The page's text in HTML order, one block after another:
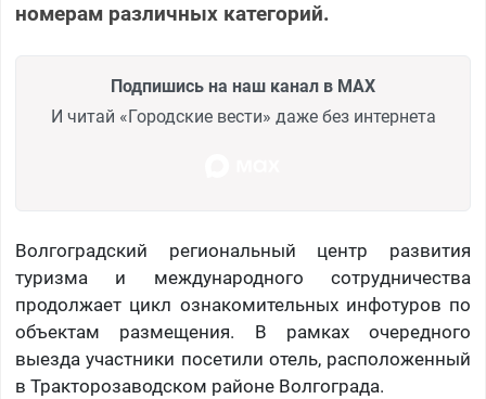
номерам различных категорий.
Подпишись на наш канал в MAX
И читай «Городские вести» даже без интернета
Волгоградский региональный центр развития
туризма и международного сотрудничества
продолжает цикл ознакомительных инфотуров по
объектам размещения. В рамках очередного
выезда участники посетили отель, расположенный
в Тракторозаводском районе Волгограда.